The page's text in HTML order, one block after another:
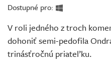
Redakce
Živě
Dostupné pro:
V roli jedného z troch
dohoniť semi-pedofila
trinásťročnú priateľku.